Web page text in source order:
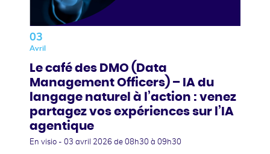
03
Avril
Le café des DMO (Data
Management Officers) – IA du
langage naturel à l’action : venez
partagez vos expériences sur l’IA
agentique
En visio - 03 avril 2026 de 08h30 à 09h30